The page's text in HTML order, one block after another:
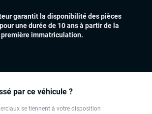
par ce véhicule ?
se tiennent à votre disposition :
garantit la disponibilité des pièces
une durée de 10 ans à partir de la
première immatriculation.